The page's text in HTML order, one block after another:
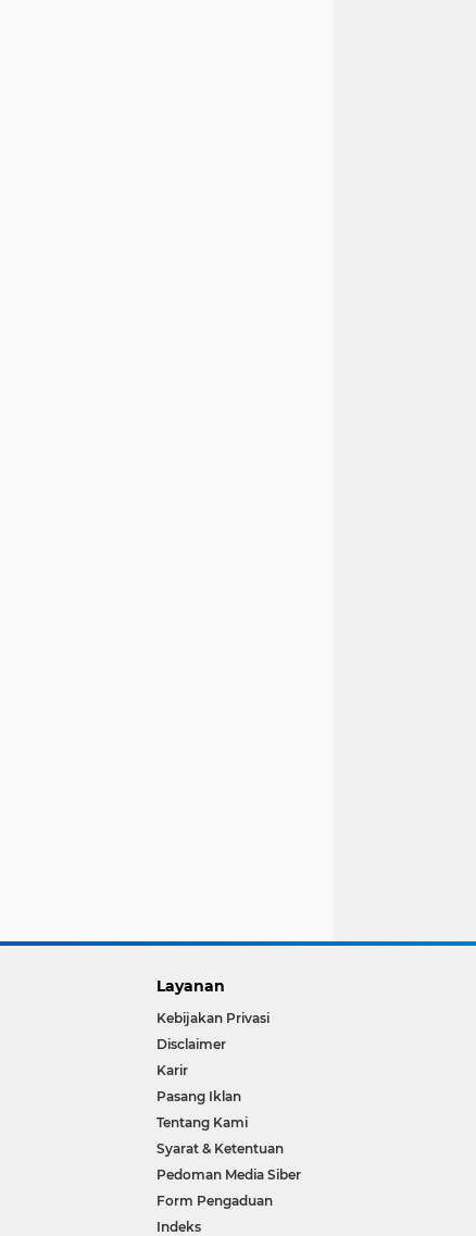
Layanan
Kebijakan Privasi
Disclaimer
Karir
Pasang Iklan
Tentang Kami
Syarat & Ketentuan
Pedoman Media Siber
Form Pengaduan
Indeks